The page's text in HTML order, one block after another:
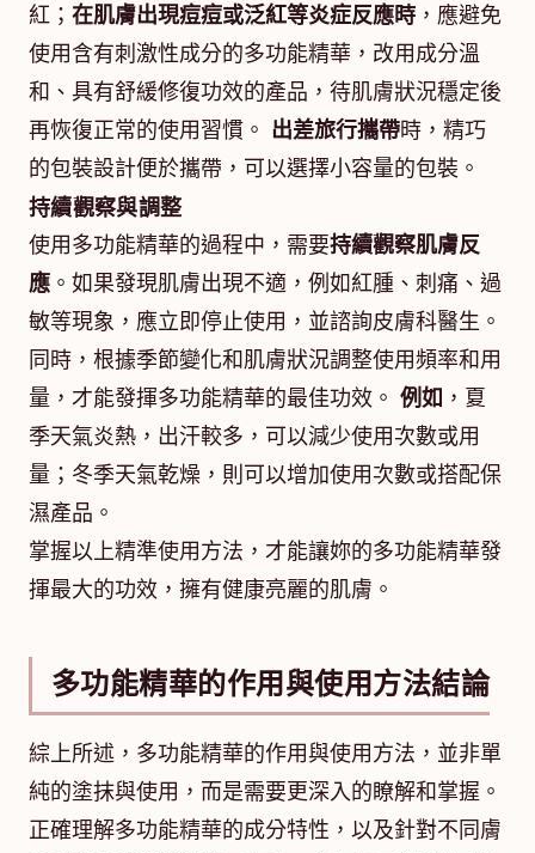
紅； 在肌膚出現痘痘或泛紅等炎症反應時 ，應避免
使用含有刺激性成分的多功能精華，改用成分溫
和、具有舒緩修復功效的產品，待肌膚狀況穩定後
再恢復正常的使用習慣。 出差旅行攜帶時，精巧
的包裝設計便於攜帶，可以選擇小容量的包裝。
持續觀察與調整
使用多功能精華的過程中，需要持續觀察肌膚反
應 。如果發現肌膚出現不適，例如紅腫、刺痛、過
敏等現象，應立即停止使用，並諮詢皮膚科醫生。
同時，根據季節變化和肌膚狀況調整使用頻率和用
量，才能發揮多功能精華的最佳功效。 例如 ，夏
季天氣炎熱，出汗較多，可以減少使用次數或用
量；冬季天氣乾燥，則可以增加使用次數或搭配保
濕產品。
掌握以上精準使用方法，才能讓妳的多功能精華發
揮最大的功效，擁有健康亮麗的肌膚。
多功能精華的作用與使用方法結論
綜上所述，多功能精華的作用與使用方法，並非單
純的塗抹與使用，而是需要更深入的瞭解和掌握。
正確理解多功能精華的成分特性，以及針對不同膚